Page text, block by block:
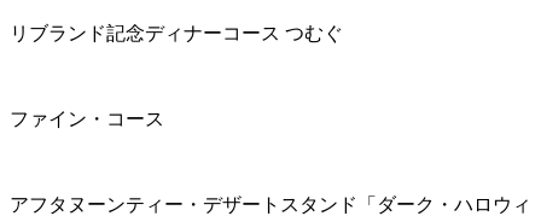
リブランド記念ディナーコース つむぐ
ファイン・コース
アフタヌーンティー・デザートスタンド「ダーク・ハロウィ